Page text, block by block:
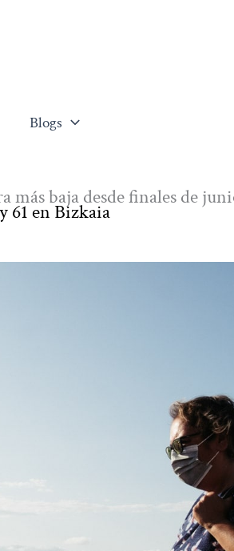
Blogs
más baja desde finales de
61 en Bizkaia